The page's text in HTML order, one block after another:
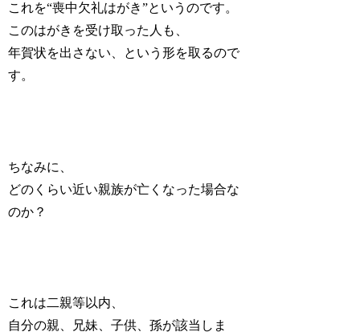
これを“喪中欠礼はがき”というのです。
このはがきを受け取った人も、
年賀状を出さない、という形を取るので
す。
ちなみに、
どのくらい近い親族が亡くなった場合な
のか？
これは二親等以内、
自分の親、兄妹、子供、孫が該当しま